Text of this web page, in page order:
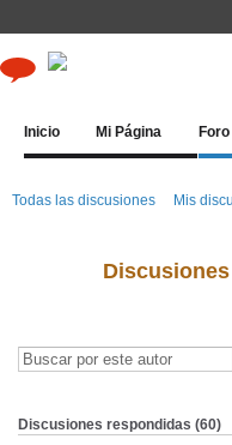
Inicio Mi Página Foro
Todas las discusiones Mis
Discusiones respondidas (60)